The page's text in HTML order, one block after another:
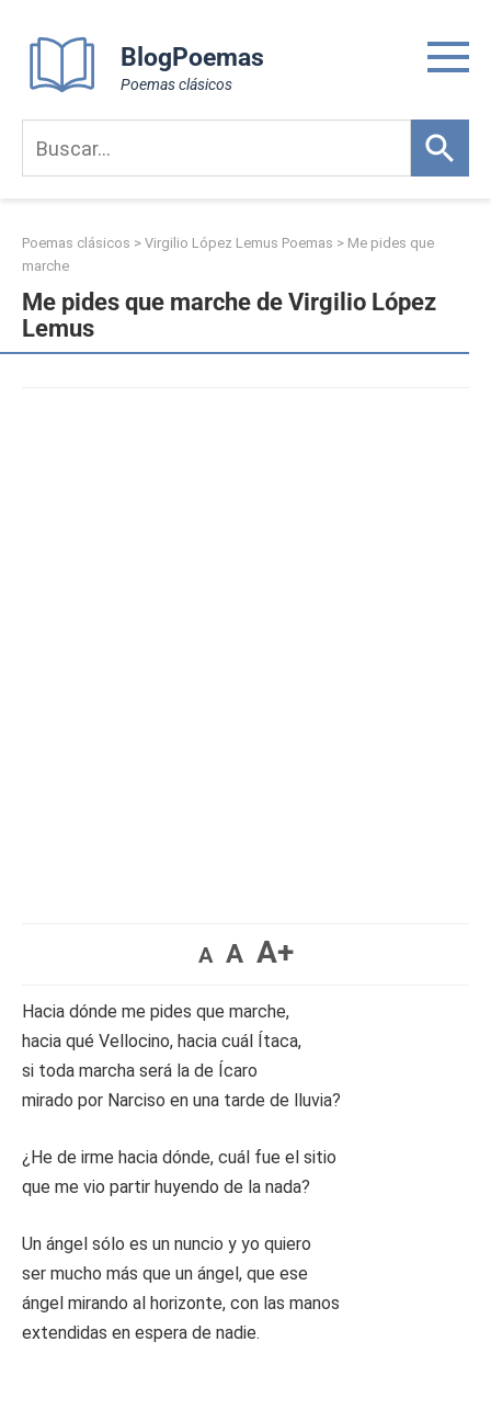
content
BlogPoemas
Poemas clásicos
Poemas clásicos > Virgilio López Lemus Poemas > Me pides que
marche
Me pides que marche de Virgilio López
Lemus
A A A+
Hacia dónde me pides que marche,
hacia qué Vellocino, hacia cuál Ítaca,
si toda marcha será la de Ícaro
mirado por Narciso en una tarde de lluvia?
¿He de irme hacia dónde, cuál fue el sitio
que me vio partir huyendo de la nada?
Un ángel sólo es un nuncio y yo quiero
ser mucho más que un ángel, que ese
ángel mirando al horizonte, con las manos
extendidas en espera de nadie.